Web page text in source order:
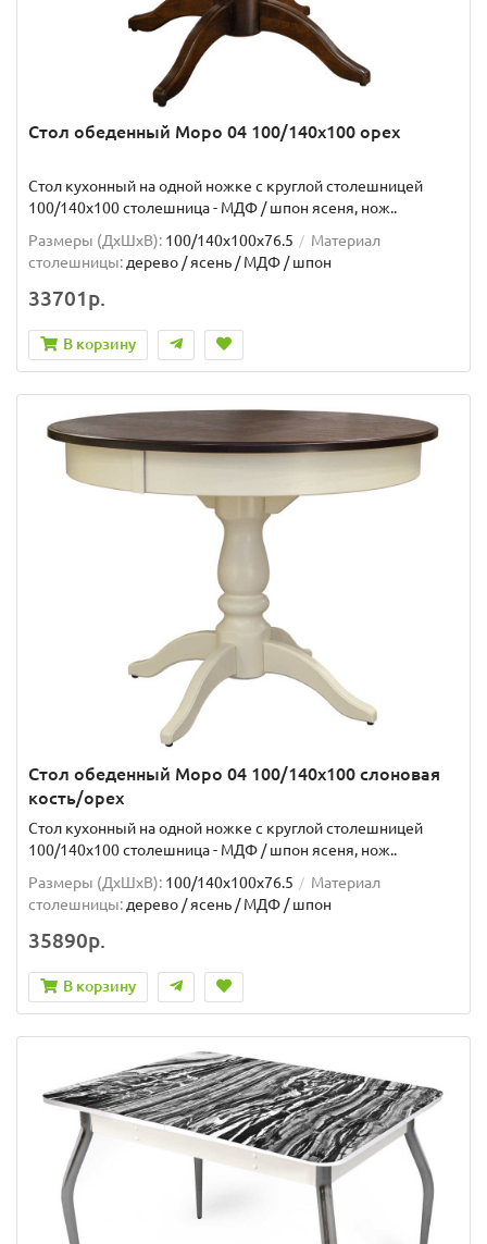
Стол обеденный Моро 04 100/140х100 орех
Стол кухонный на одной ножке с круглой столешницей
100/140х100 столешница - МДФ / шпон ясеня, нож..
Размеры (ДхШxВ): 100/140х100х76.5
Материал
столешницы: дерево / ясень / МДФ / шпон
33701р.
В корзину
Стол обеденный Моро 04 100/140х100 слоновая
кость/орех
Стол кухонный на одной ножке с круглой столешницей
100/140х100 столешница - МДФ / шпон ясеня, нож..
Размеры (ДхШxВ): 100/140х100х76.5
Материал
столешницы: дерево / ясень / МДФ / шпон
35890р.
В корзину